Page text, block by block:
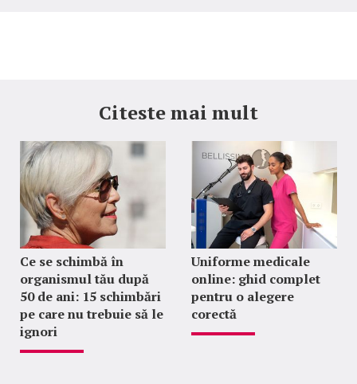
Citeste mai mult
Ce se schimbă în
organismul tău după
50 de ani: 15 schimbări
pe care nu trebuie să le
ignori
Uniforme medicale
online: ghid complet
pentru o alegere
corectă